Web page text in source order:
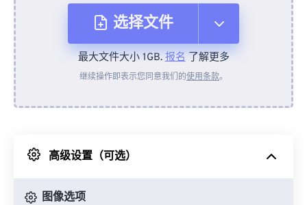
选择文件
从设备
来自 Google Drive
最大文件大小 1GB.报名了解更多
继续操作即表示您同意我们的使用条款。
高级设置（可选）
图像选项